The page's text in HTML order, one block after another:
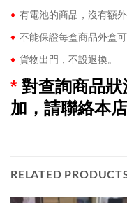
♦ 有電池的商品，沒有額
♦ 不能保證每盒商品外盒
♦ 貨物出門，不設退換。
* 對查詢商品
加，請聯絡本
RELATED